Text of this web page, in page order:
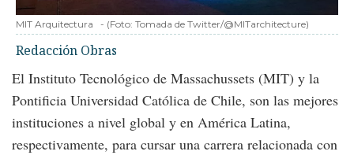
MIT Arquitectura - (Foto: Tomada de Twitter/@MITarchitecture)
Redacción Obras
El Instituto Tecnológico de Massachussets (MIT) y la
Pontificia Universidad Católica de Chile, son las mejores
instituciones a nivel global y en América Latina,
respectivamente, para cursar una carrera relacionada con